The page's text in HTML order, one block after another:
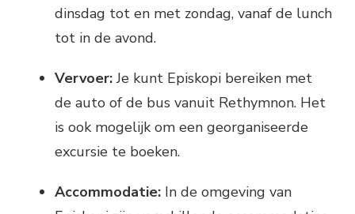
dinsdag tot en met zondag, vanaf de lunch
tot in de avond.
Vervoer:Je kunt Episkopi bereiken met
de auto of de bus vanuit Rethymnon. Het
is ook mogelijk om een georganiseerde
excursie te boeken.
Accommodatie: In de omgeving van